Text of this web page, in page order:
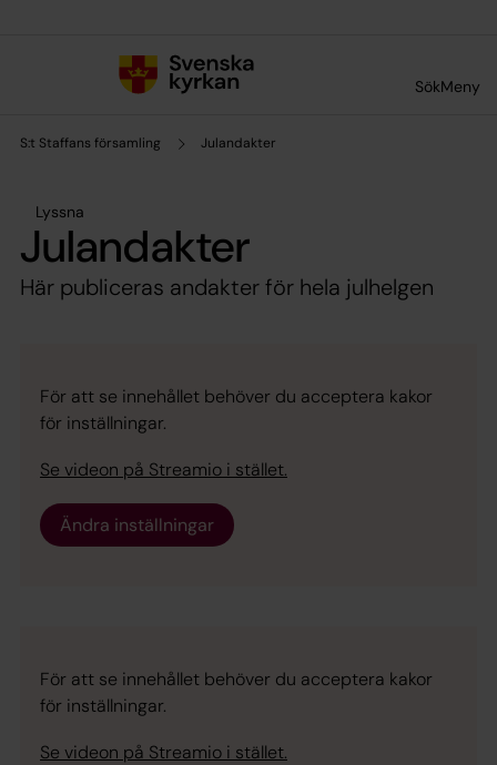
SökMeny
S:t Staffans församling Julandakter
Lyssna
Julandakter
Här publiceras andakter för hela julhelgen
För att se innehållet behöver du acceptera kakor
för inställningar.
Se videon på Streamio i stället.
Ändra inställningar
För att se innehållet behöver du acceptera kakor
för inställningar.
Se videon på Streamio i stället.